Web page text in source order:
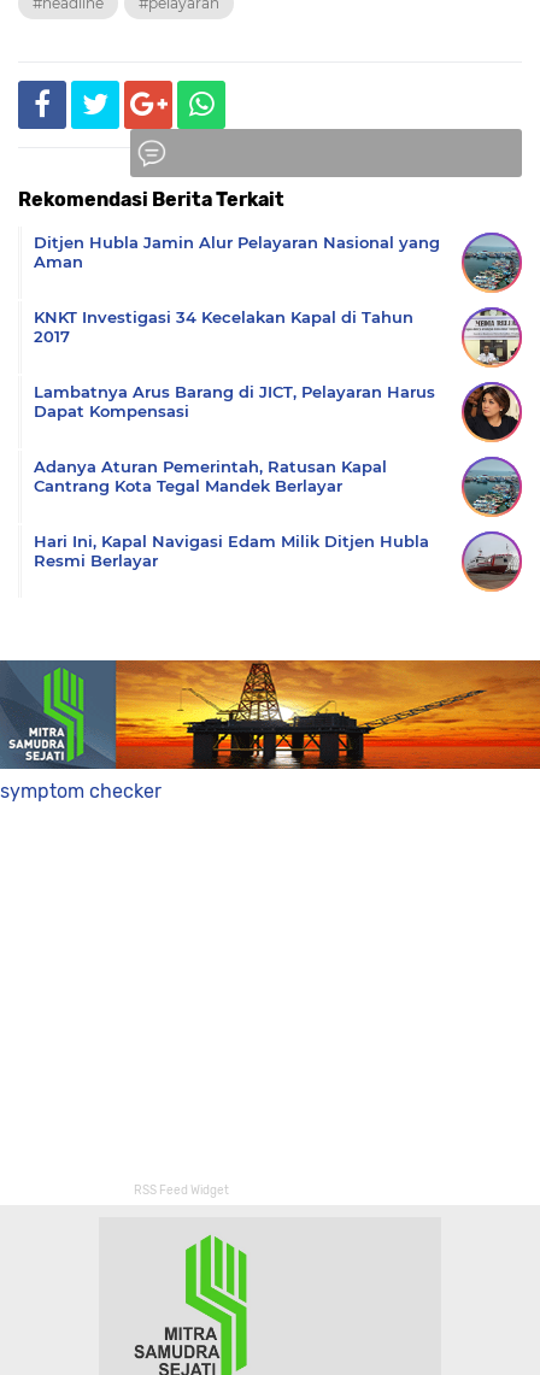
Rekomendasi Berita Terkait
Ditjen Hubla Jamin Alur Pelayaran Nasional yang
Aman
KNKT Investigasi 34 Kecelakan Kapal di Tahun
2017
Lambatnya Arus Barang di JICT, Pelayaran Harus
Dapat Kompensasi
Adanya Aturan Pemerintah, Ratusan Kapal
Cantrang Kota Tegal Mandek Berlayar
Hari Ini, Kapal Navigasi Edam Milik Ditjen Hubla
Resmi Berlayar
symptom checker
RSS Feed Widget